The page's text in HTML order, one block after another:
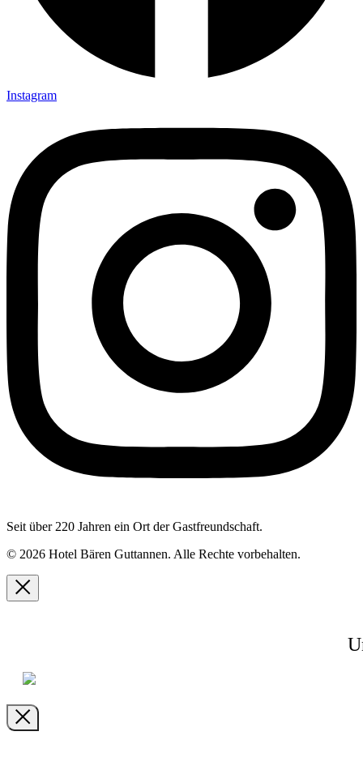
Instagram
Seit über 220 Jahren ein Ort der Gastfreundschaft.
© 2026 Hotel Bären Guttannen. Alle Rechte vorbehalten.